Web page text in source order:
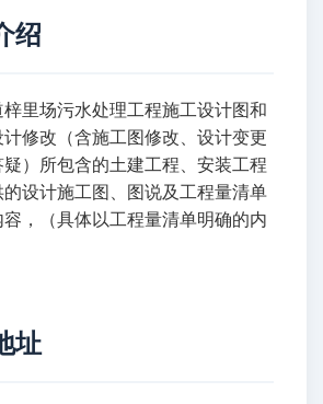
绍
里场污水处理工程施工设计图和
修改（含施工图修改、设计变更
）所包含的土建工程、安装工程
设计施工图、图说及工程量清单
，（具体以工程量清单明确的内
址